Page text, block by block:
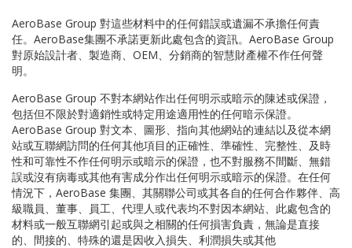
AeroBase Group 對這些材料中的任何錯誤或遺漏不承擔任何責
任。AeroBase集團不承諾更新此處包含的資訊。AeroBase Group
對原始設計者、製造商、OEM、分銷商的智慧財產權不作任何聲
明。
AeroBase Group 不對本網站作出任何明示或暗示的陳述或保證，
包括但不限於對適銷性或特定用途適用性的任何暗示保證。
AeroBase Group 對文本、圖形、指向其他網站的連結以及從本網
站或互聯網訪問的任何其他項目的正確性、準確性、完整性、及時
性和可靠性不作任何明示或暗示的保證，也不對服務不間斷、無錯
誤或沒有病毒或其他有害成分作出任何明示或暗示的保證。在任何
情況下，AeroBase 集團、其關聯公司或其各自的任何合作夥伴、高
級職員、董事、員工、代理人或代表均不對因本網站、此處包含的
材料或一般互聯網引起或與之相關的任何損害負責，無論是直接
的、間接的、特殊的還是因收入損失、利潤損失或其他